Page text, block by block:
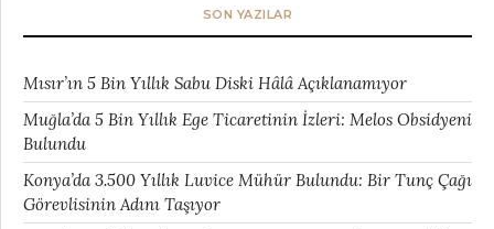
SON YAZILAR
Mısır’ın 5 Bin Yıllık Sabu Diski Hâlâ Açıklanamıyor
Muğla’da 5 Bin Yıllık Ege Ticaretinin İzleri: Melos Obsidyeni
Bulundu
Konya’da 3.500 Yıllık Luvice Mühür Bulundu: Bir Tunç Çağı
Görevlisinin Adını Taşıyor